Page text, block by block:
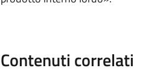
Contenuti correlati